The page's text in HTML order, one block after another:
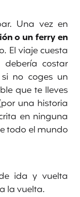
Una vez en
o un ferryen
El viaje cuesta
costar
no coges un
que te lleves
una historia
en ninguna
todo el mundo
ida y vuelta
la vuelta.